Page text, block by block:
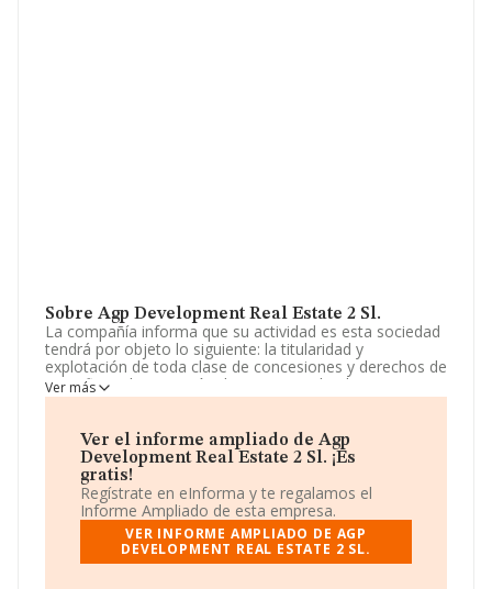
Sobre Agp Development Real Estate 2 Sl.
La compañía informa que su actividad es esta sociedad
tendrá por objeto lo siguiente: la titularidad y
explotación de toda clase de concesiones y derechos de
superficie y la ejecución de contratos de obras que
puedan adjudicar las administraciones públicas. la
amplios términos. la adquisició. La empresa es una
Sociedad Limitada. Tiene CNAE: 6832 - 'Gestión y
administración de la propiedad inmobiliaria'. La sociedad
no tiene actividad en mercados exteriores.
La sociedad españolaAgp Development Real Estate
, con NIF B56455553, se encuentra en Calle
Marques De Larios núm. 4 Plt 2, Oficina 209 210,
Ver más
Ver el informe ampliado de Agp
Development Real Estate 2 Sl. ¡Es
gratis!
Regístrate en eInforma y te regalamos el
Informe Ampliado de esta empresa.
VER INFORME AMPLIADO DE AGP
DEVELOPMENT REAL ESTATE 2 SL.